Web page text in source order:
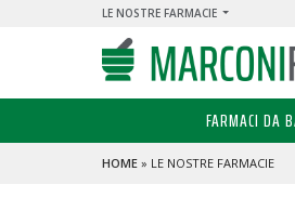
LE NOSTRE FARMACIE
FARMACI DA
HOME» LE NOSTRE FARMACIE